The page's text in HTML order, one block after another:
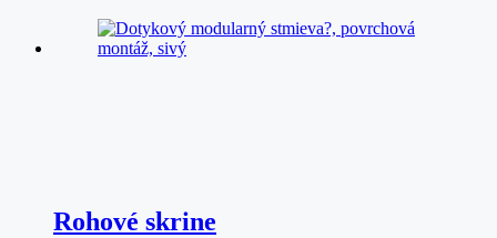
Rohové skrine